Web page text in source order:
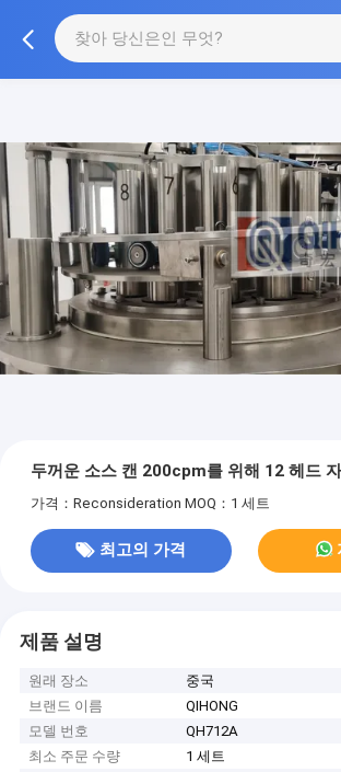
두꺼운 소스 캔 200cpm를 위해 12 헤드 자
가격：Reconsideration MOQ：1 세트
최고의 가격
제품 설명
원래 장소
중국
브랜드 이름
QIHONG
모델 번호
QH712A
최소 주문 수량
1 세트